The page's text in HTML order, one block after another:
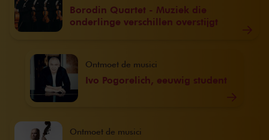
Borodin Quartet - Muziek die
onderlinge verschillen overstijgt
Ivo Pogorelich, eeuwig student
Ontmoet de musici
Ontmoet de musici